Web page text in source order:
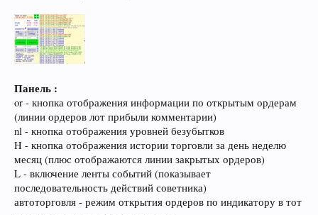
Панель :
or - кнопка отображения информации по открытым ордерам
(линии ордеров лот прибыли комментарии)
nl - кнопка отображения уровней безубытков
H - кнопка отображения истории торговли за день неделю
месяц (плюс отображаются линии закрытых ордеров)
L - включение ленты событий (показывает
последовательность действий советника)
автоторговля - режим открытия ордеров по индикатору в тот